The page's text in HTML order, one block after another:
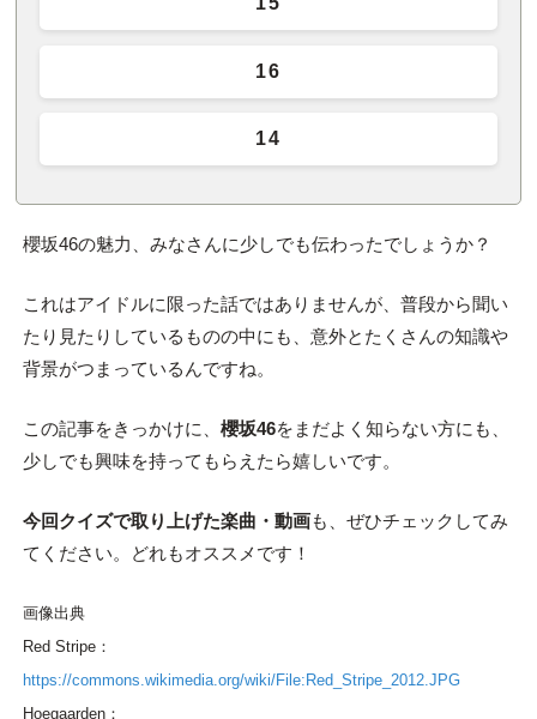
16
14
櫻坂46の魅力、みなさんに少しでも伝わったでしょうか？
これはアイドルに限った話ではありませんが、普段から聞い
たり見たりしているものの中にも、意外とたくさんの知識や
背景がつまっているんですね。
この記事をきっかけに、 櫻坂46をまだよく知らない方にも、
少しでも興味を持ってもらえたら嬉しいです。
今回クイズで取り上げた楽曲・動画も、ぜひチェックしてみ
てください。どれもオススメです！
画像出典
Red Stripe：
https://commons.wikimedia.org/wiki/File:Red_Stripe_2012.JPG
Hoegaarden：